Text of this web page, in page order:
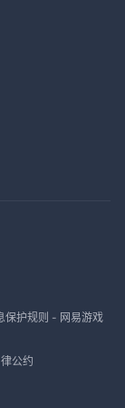
保护规则 - 网易游戏
公约